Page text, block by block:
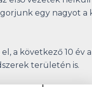
egy nagyot
a következő 10
területén is.